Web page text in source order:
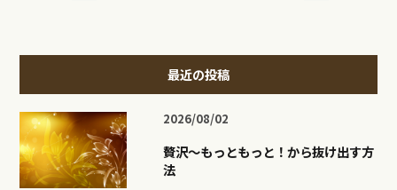
最近の投稿
2026/08/02
贅沢〜もっともっと！から抜け出す方
法